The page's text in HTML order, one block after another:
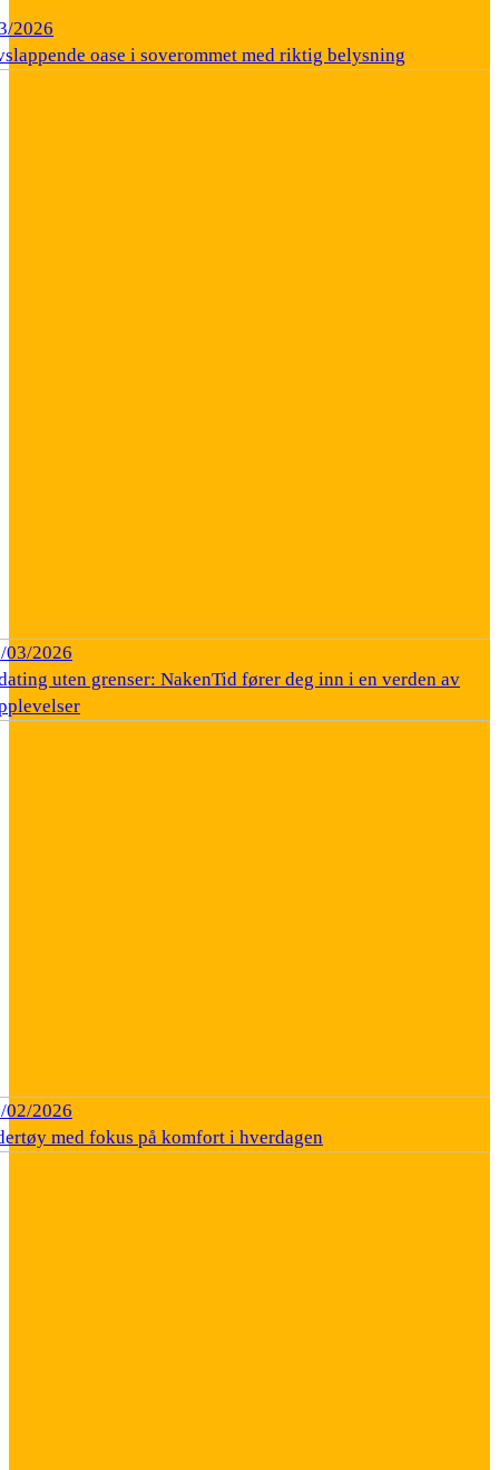
2026
oase i soverommet med riktig belysning
03/2026
uten grenser: NakenTid fører deg inn i en verden av
02/2026
med fokus på komfort i hverdagen